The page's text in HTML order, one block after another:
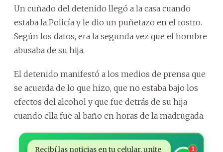
Un cuñado del detenido llegó a la casa cuando
estaba la Policía y le dio un puñetazo en el rostro.
Según los datos, era la segunda vez que el hombre
abusaba de su hija.
El detenido manifestó a los medios de prensa que
se acuerda de lo que hizo, que no estaba bajo los
efectos del alcohol y que fue detrás de su hija
cuando ella fue al baño en horas de la madrugada.
Recibí las noticias en tu celular, unite
1